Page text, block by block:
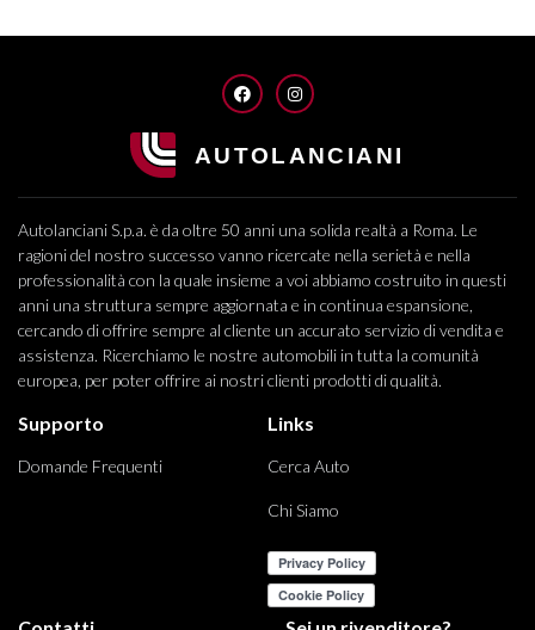
FACEBOOKINSTAGRAM
Autolanciani S.p.a. è da oltre 50 anni una solida realtà a Roma. Le
ragioni del nostro successo vanno ricercate nella serietà e nella
professionalità con la quale insieme a voi abbiamo costruito in questi
anni una struttura sempre aggiornata e in continua espansione,
cercando di offrire sempre al cliente un accurato servizio di vendita e
assistenza. Ricerchiamo le nostre automobili in tutta la comunità
europea, per poter offrire ai nostri clienti prodotti di qualità.
Supporto
Domande Frequenti
Links
Cerca Auto
Chi Siamo